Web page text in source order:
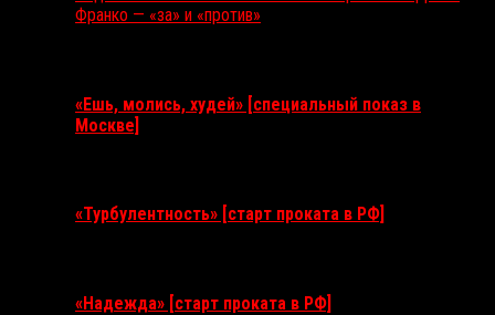
Франко — «за» и «против»
«Ешь, молись, худей» [специальный показ в
Москве]
«Турбулентность» [старт проката в РФ]
«Надежда» [старт проката в РФ]